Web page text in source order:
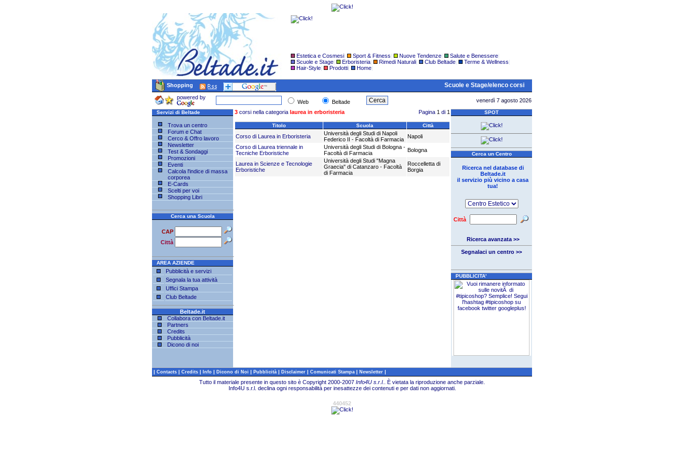
Estetica e Cosmesi| Sport & Fitness| Nuove Tendenze| Salute e Benessere|
Scuole e Stage| Erboristeria| Rimedi Naturali| Club Beltade| Terme & Wellness|
Hair-Style| Prodotti| Home|
Shopping Scuole e Stage/elenco corsi
powered by
Web Beltade venerdì 7 agosto 2026
Servizi di Beltade
Trova un centro
Forum e Chat
Cerco & Offro lavoro
Newsletter
Test & Sondaggi
Promozioni
Eventi
Calcola l'indice di massa
corporea
E-Cards
Scelti per voi
Shopping Libri
Cerca una Scuola
CAP
Città
AREA AZIENDE
Pubblicità e servizi
Segnala la tua attività
Uffici Stampa
Club Beltade
Beltade.it
Collabora con Beltade.it
Partners
Credits
Pubblicità
Dicono di noi
3 corsi nella categoria laurea in erboristeria Pagina1 di1
Titolo Scuola Città
Corso di Laurea in Erboristeria
Università degli Studi di Napoli
Federico II - Facoltà di Farmacia
Napoli
Corso di Laurea triennale in
Tecniche Erboristiche
Università degli Studi di Bologna -
Facoltà di Farmacia
Bologna
Laurea in Scienze e Tecnologie
Erboristiche
Università degli Studi "Magna
Graecia" di Catanzaro - Facoltà
di Farmacia
Roccelletta di
Borgia
SPOT
Cerca un Centro
Ricerca nel database di
Beltade.it
il servizio più vicino a casa
tua!
Città
Ricerca avanzata >>
Segnalaci un centro >>
PUBBLICITA'
| Contacts | Credits | Info | Dicono di Noi | Pubblicità | Disclaimer | Comunicati Stampa | Newsletter |
Tutto il materiale presente in questo sito è Copyright 2000-2007 Info4U s.r.l.
È vietata la riproduzione anche parziale.
Info4U s.r.l. declina ogni responsabilità per inesattezze dei contenuti e per dati non aggiornati.
440452